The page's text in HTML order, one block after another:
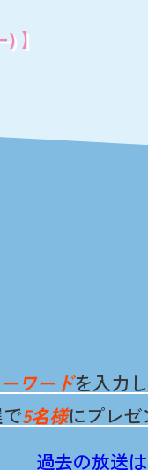
】
ワードを入力
5名様にプレゼ
過去の放送